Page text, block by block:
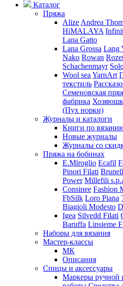
Каталог
Пряжа
Alize Andrea
HiMALAYA
Lana Gatto
Lana Grossa Lang
Nako Rowan
Schachenmayr
Wool sea YarnArt
текстиль
Семеновская
фабрика
(Пух норки)
Журналы и каталоги
Книги по
Новые журналы
Журналы со
Пряжа на бобинах
E.Miroglio Ecafil
Pinori Filati
Power Millefili
Consinee Fashion
FbSilk Loro Piana
Biagioli Modesto
Igea Silvedd Filati
Baruffa Linsieme
Наборы для вязания
Мастер-классы
МК
Описания
Спицы и аксессуары
Маркеры ручной